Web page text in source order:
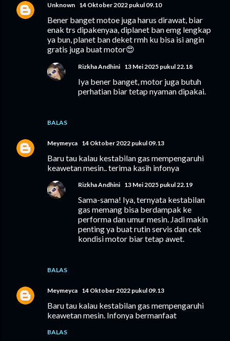
Unknown 14 Oktober 2022 pukul 09.10
Bener banget motoe juga harus dirawat, biar
enak trs dipakenyaa, diplanet ban emg lengkap
ya bun, planet ban deket rmh ku bisa isi angin
gratis juga buat motor😍
BALAS
Rizkha Andhini 13 Mei 2025 pukul 22.18
Iya bener banget, motor juga butuh
perhatian biar tetap nyaman dipakai.
Meymeyca 14 Oktober 2022 pukul 09.13
Baru tau kalau kestabilan gas mempengaruhi
keawetan mesin.. terima kasih infonya
BALAS
Rizkha Andhini 13 Mei 2025 pukul 22.19
Sama-sama! Iya, ternyata kestabilan
gas memang bisa berdampak ke
performa dan umur mesin. Jadi makin
penting ya buat rutin servis dan cek
kondisi motor biar tetap awet.
Meymeyca 14 Oktober 2022 pukul 09.13
Baru tau kalau kestabilan gas mempengaruhi
keawetan mesin. Infonya bermanfaat
BALAS